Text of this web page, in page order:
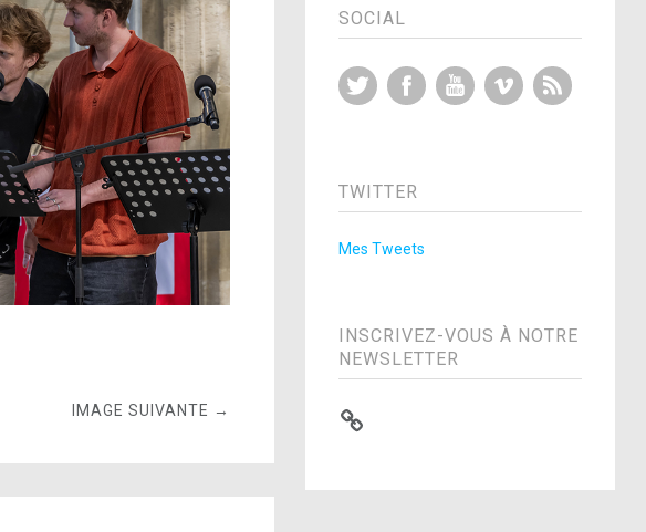
IMAGE SUIVANTE →
SOCIAL
Twitter FacebookYouTubeVimeo
TWITTER
Mes Tweets
INSCRIVEZ-VOUS À NOTRE
NEWSLETTER